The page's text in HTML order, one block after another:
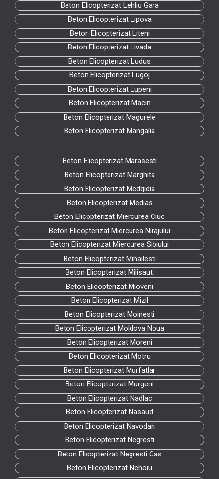
Beton Elicopterizat Lehliu Gara
Beton Elicopterizat Lipova
Beton Elicopterizat Liteni
Beton Elicopterizat Livada
Beton Elicopterizat Ludus
Beton Elicopterizat Lugoj
Beton Elicopterizat Lupeni
Beton Elicopterizat Macin
Beton Elicopterizat Magurele
Beton Elicopterizat Mangalia
Beton Elicopterizat Marasesti
Beton Elicopterizat Marghita
Beton Elicopterizat Medgidia
Beton Elicopterizat Medias
Beton Elicopterizat Miercurea Ciuc
Beton Elicopterizat Miercurea Nirajului
Beton Elicopterizat Miercurea Sibiului
Beton Elicopterizat Mihailesti
Beton Elicopterizat Milisauti
Beton Elicopterizat Mioveni
Beton Elicopterizat Mizil
Beton Elicopterizat Moinesti
Beton Elicopterizat Moldova Noua
Beton Elicopterizat Moreni
Beton Elicopterizat Motru
Beton Elicopterizat Murfatlar
Beton Elicopterizat Murgeni
Beton Elicopterizat Nadlac
Beton Elicopterizat Nasaud
Beton Elicopterizat Navodari
Beton Elicopterizat Negresti
Beton Elicopterizat Negresti Oas
Beton Elicopterizat Nehoiu